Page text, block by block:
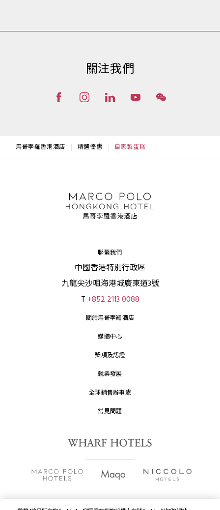
關注我們
馬哥孛羅香港酒店 精選優惠 自家製蛋糕
聯繫我們
中國香港特別行政區
九龍尖沙咀海港城廣東道3號
T +852 2113 0088
關於馬哥孛羅酒店
媒體中心
獎項及認證
就業發展
全球銷售辦事處
常見問題